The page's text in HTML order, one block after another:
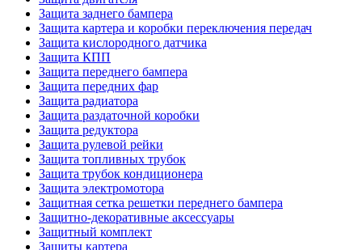
Защита заднего бампера
Защита картера и коробки переключения передач
Защита кислородного датчика
Защита КПП
Защита переднего бампера
Защита передних фар
Защита радиатора
Защита раздаточной коробки
Защита редуктора
Защита рулевой рейки
Защита топливных трубок
Защита трубок кондиционера
Защита электромотора
Защитная сетка решетки переднего бампера
Защитно-декоративные аксессуары
Защитный комплект
Защиты картера